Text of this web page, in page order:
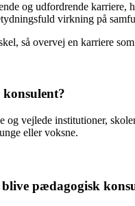
og udfordrende
virkning på
så overvej en karriere
og vejlede institutioner,
eller voksne.
pædagogisk